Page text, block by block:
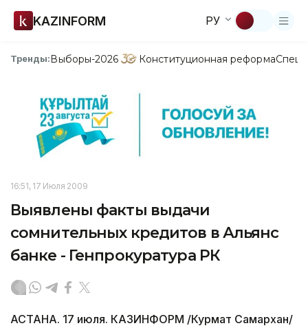
KAZINFORM РУ
Тренды:Выборы-2026 Конституционная реформа
16:51, 17 Июля 2009
Выявлены факты выдачи
сомнительных кредитов в Альянс
банке - Генпрокуратура РК
АСТАНА. 17 июля. КАЗИНФОРМ /Курмат Самархан/